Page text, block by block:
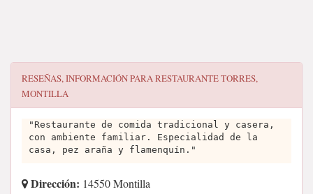
RESEÑAS, INFORMACIÓN PARARESTAURANTE TORRES,
MONTILLA
"Restaurante de comida tradicional y casera,
con ambiente familiar. Especialidad de la
casa, pez araña y flamenquín."
Dirección: 14550 Montilla